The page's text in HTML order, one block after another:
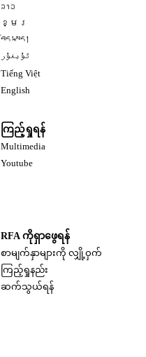
ລາວ
ខ្មែរ
བོད་སྐད།
ئۇيغۇر
Tiếng Việt
English
ကြည့်ရှုရန်
Multimedia
Youtube
RFA ကိုရှာဖွေရန်
စာမျက်နှာများကို လျှို့ဝှက်
ကြည့်ရှုနည်း
ဆက်သွယ်ရန်